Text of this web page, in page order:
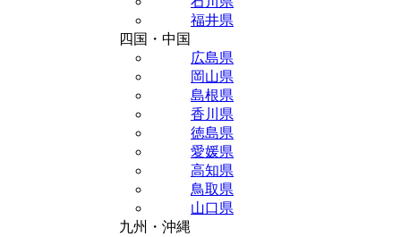
福井県
四国・中国
広島県
岡山県
島根県
香川県
徳島県
愛媛県
高知県
鳥取県
山口県
九州・沖縄